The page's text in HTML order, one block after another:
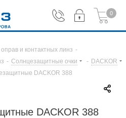
0
и контактных линз -
- Солнцезащитные очки - DACKOR
DACKOR 388
DACKOR 388